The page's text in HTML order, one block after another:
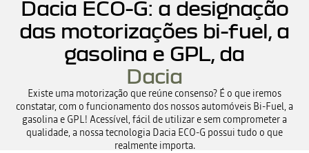
Dacia ECO-G: a designação
das motorizações bi-fuel, a
gasolina e GPL, da
Dacia
Existe uma motorização que reúne consenso? É o que iremos
constatar, com o funcionamento dos nossos automóveis Bi-Fuel, a
gasolina e GPL! Acessível, fácil de utilizar e sem comprometer a
qualidade, a nossa tecnologia Dacia ECO-G possui tudo o que
realmente importa.